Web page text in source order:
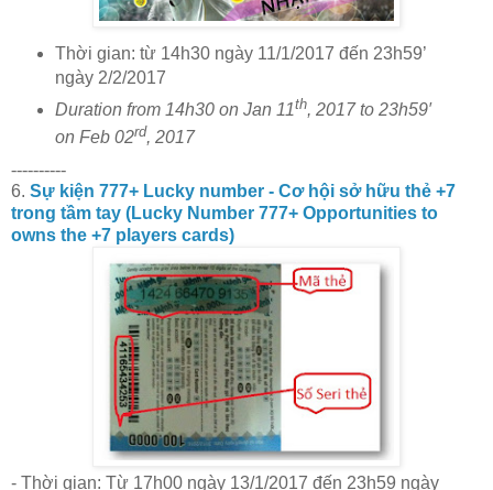
Thời gian: từ 14h30 ngày 11/1/2017 đến 23h59’
ngày 2/2/2017
Duration from 14h30 on Jan 11th, 2017 to 23h59′
on Feb 02rd, 2017
----------
6. Sự kiện 777+ Lucky number - Cơ hội sở hữu thẻ +7
trong tầm tay (Lucky Number 777+ Opportunities to
owns the +7 players cards)
- Thời gian: Từ 17h00 ngày 13/1/2017 đến 23h59 ngày